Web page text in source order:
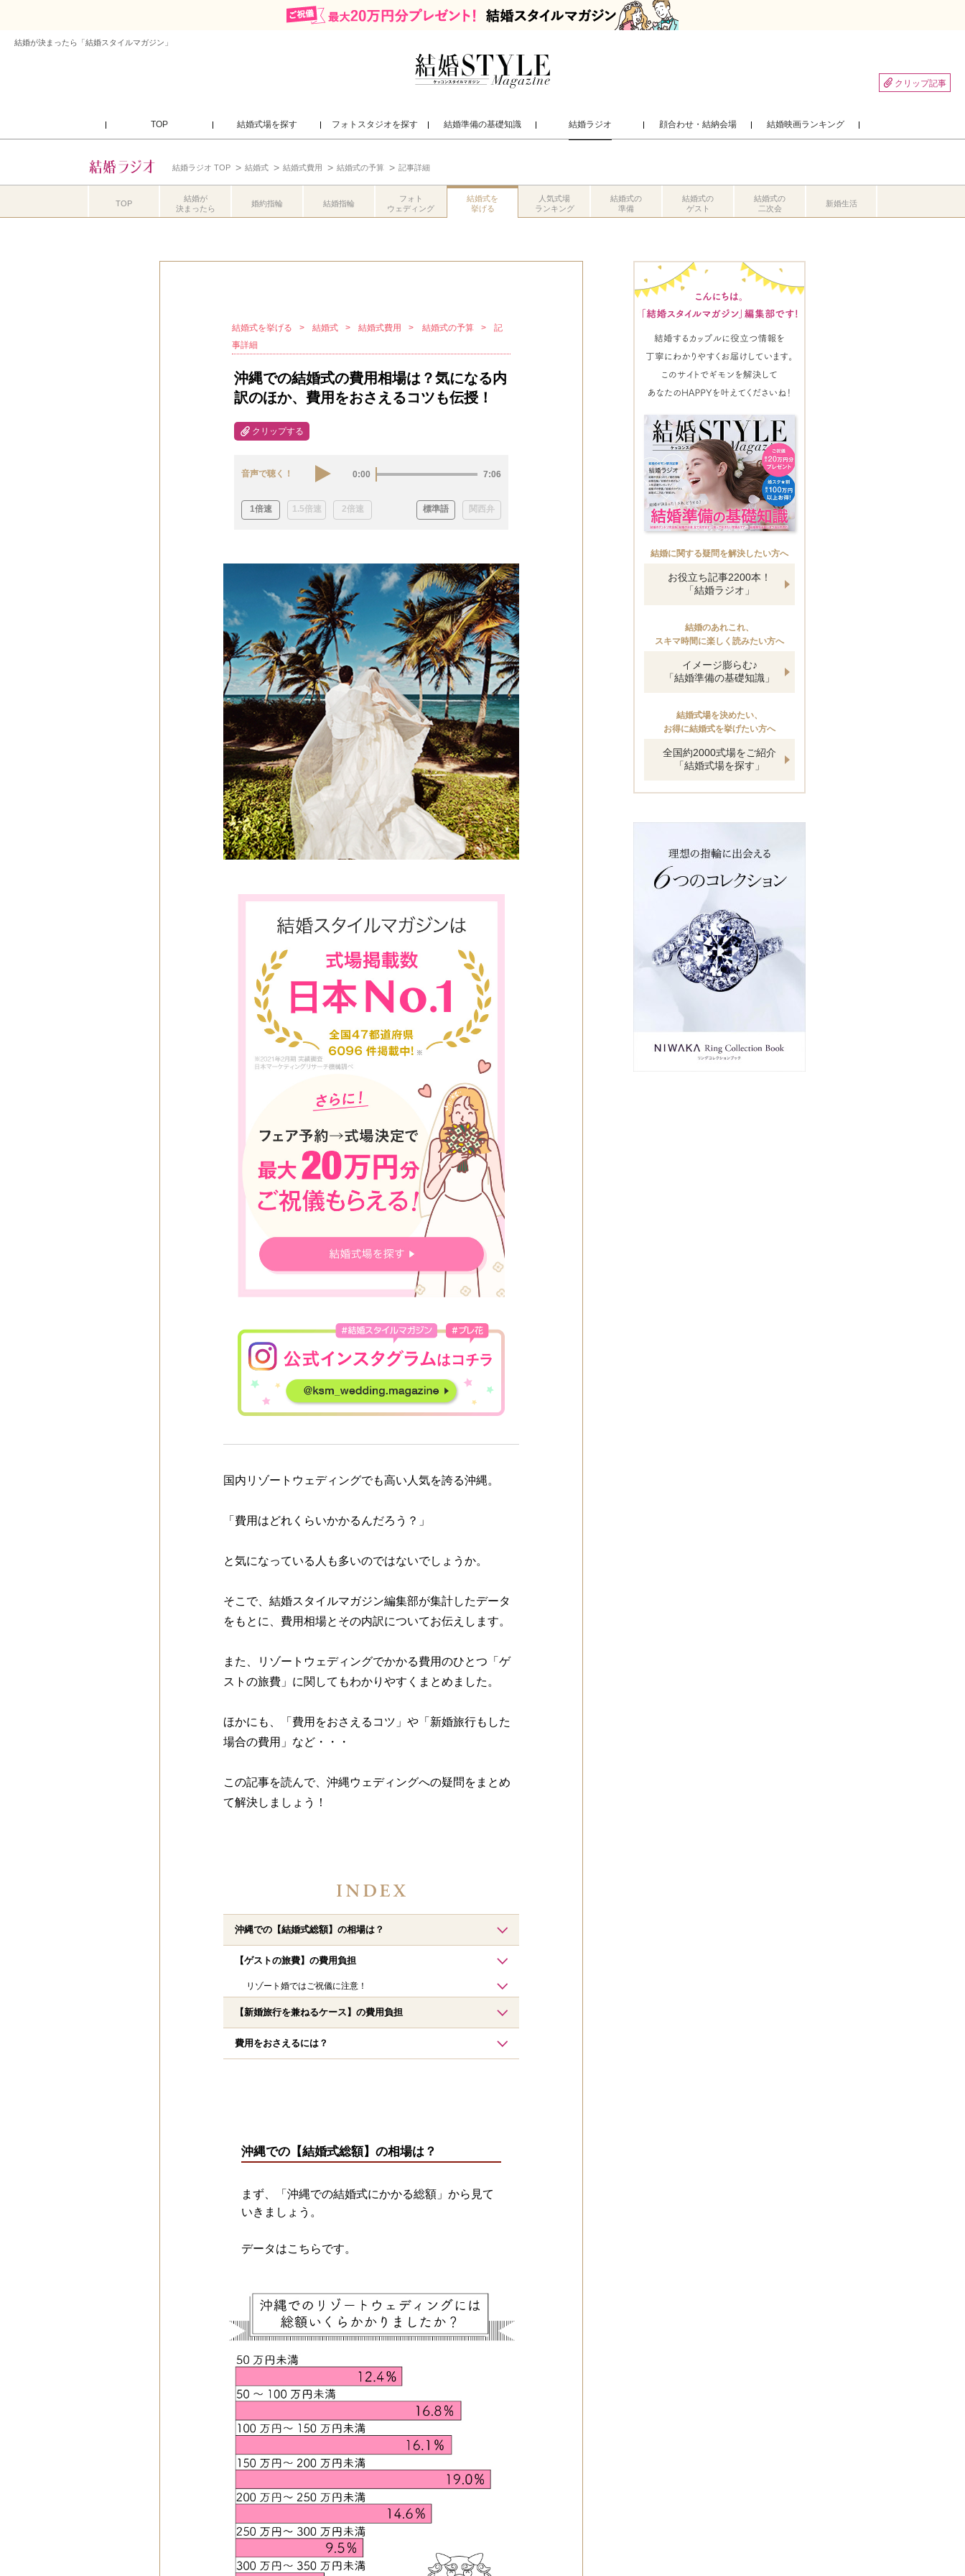
結婚が決まったら「結婚スタイルマガジン」
クリップ記事
TOP 結婚式場を探す フォトスタジオを探す 結婚準備の基礎知識 結婚ラジオ 顔合わせ・結納会場 結婚映画ランキング
結婚ラジオ TOP 結婚式 結婚式費用 結婚式の予算 記事詳細
TOP
結婚が
決まったら
婚約指輪 結婚指輪
フォト
ウェディング
結婚式を
挙げる
人気式場
ランキング
結婚式の
準備
結婚式の
ゲスト
結婚式の
二次会
新婚生活
結婚式を挙げる 結婚式 結婚式費用 結婚式の予算
記
事詳細
沖縄での結婚式の費用相場は？気になる内
訳のほか、費用をおさえるコツも伝授！
クリップする
音声で聴く！ 0:00 7:06
1倍速 1.5倍速 2倍速 標準語 関西弁
国内リゾートウェディングでも高い人気を誇る沖縄。
「費用はどれくらいかかるんだろう？」
と気になっている人も多いのではないでしょうか。
そこで、結婚スタイルマガジン編集部が集計したデータ
をもとに、費用相場とその内訳についてお伝えします。
また、リゾートウェディングでかかる費用のひとつ「ゲ
ストの旅費」に関してもわかりやすくまとめました。
ほかにも、「費用をおさえるコツ」や「新婚旅行もした
場合の費用」など・・・
この記事を読んで、沖縄ウェディングへの疑問をまとめ
て解決しましょう！
沖縄での【結婚式総額】の相場は？
【ゲストの旅費】の費用負担
リゾート婚ではご祝儀に注意！
【新婚旅行を兼ねるケース】の費用負担
費用をおさえるには？
沖縄での【結婚式総額】の相場は？
まず、「沖縄での結婚式にかかる総額」から見て
いきましょう。
データはこちらです。
結婚に関する疑問を解決したい方へ
お役立ち記事2200本！
「結婚ラジオ」
結婚のあれこれ、
スキマ時間に楽しく読みたい方へ
イメージ膨らむ♪
「結婚準備の基礎知識」
結婚式場を決めたい、
お得に結婚式を挙げたい方へ
全国約2000式場をご紹介
「結婚式場を探す」